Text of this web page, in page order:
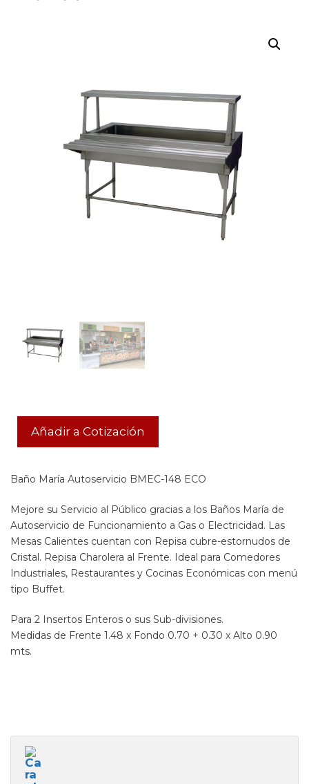
Añadir a Cotización
Baño María Autoservicio BMEC-148 ECO
Mejore su Servicio al Público gracias a los Baños María de
Autoservicio de Funcionamiento a Gas o Electricidad. Las
Mesas Calientes cuentan con Repisa cubre-estornudos de
Cristal. Repisa Charolera al Frente. Ideal para Comedores
Industriales, Restaurantes y Cocinas Económicas con menú
tipo Buffet.
Para 2 Insertos Enteros o sus Sub-divisiones.
Medidas de Frente 1.48 x Fondo 0.70 + 0.30 x Alto 0.90
mts.